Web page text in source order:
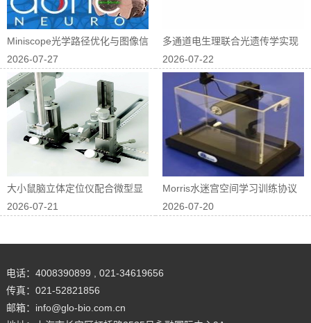
Miniscope光学路径优化与图像信
噪...
2026-07-27
多通道电生理联合光遗传学实现
神经回路因果...
2026-07-22
大小鼠脑立体定位仪配合微型显
微镜进行在体...
2026-07-21
Morris水迷宫空间学习训练协议
优化
2026-07-20
电话：4008390899 , 021-34619656
传真：021-52821856
邮箱：info@glo-bio.com.cn